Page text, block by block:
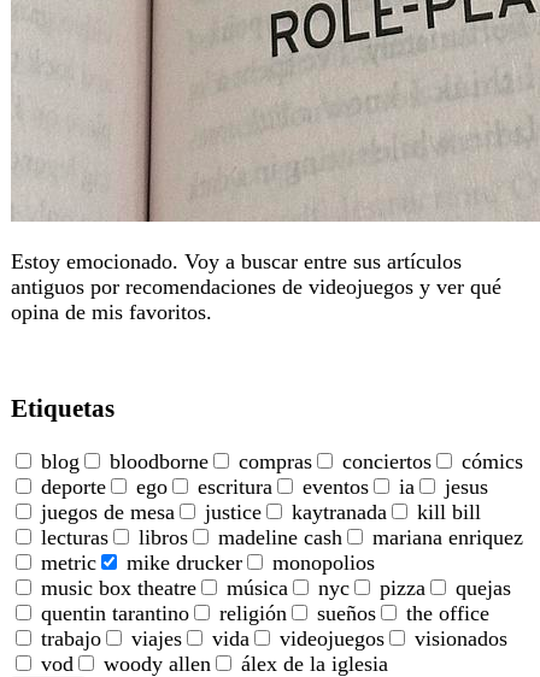
Estoy emocionado. Voy a buscar entre sus artículos
antiguos por recomendaciones de videojuegos y ver qué
opina de mis favoritos.
Etiquetas
blog bloodborne compras conciertos
cómics
deporte
ego escritura eventos ia
jesus
juegos de mesa
justice kaytranada
kill bill
lecturas
libros madeline cash
mariana enriquez
metric
mike drucker
monopolios
music box theatre
música nyc pizza
quejas
quentin tarantino
religión sueños
the office
trabajo
viajes vida videojuegos
visionados
vod
woody allen álex de la iglesia